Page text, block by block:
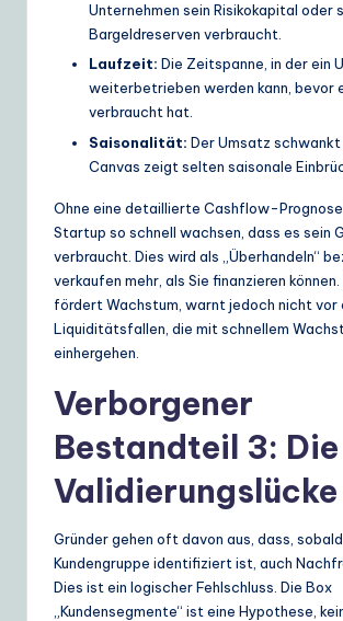
Unternehmen sein Risikokapital oder
Bargeldreserven verbraucht.
Laufzeit: Die Zeitspanne, in der ein
weiterbetrieben werden kann, bevor
verbraucht hat.
Saisonalität: Der Umsatz
Canvas zeigt selten saisonale
Ohne eine detaillierte Cashflow-Prognose
Startup so schnell wachsen, dass es sein
verbraucht. Dies wird als „Überhandeln“
verkaufen mehr, als Sie finanzieren
fördert Wachstum, warnt jedoch nicht vor
Liquiditätsfallen, die mit schnellem
einhergehen.
Verborgener
Bestandteil 3: Die
Validierungslücke
Gründer gehen oft davon aus, dass,
Kundengruppe identifiziert ist, auch
Dies ist ein logischer Fehlschluss. Die Box
„Kundensegmente“ ist eine Hypothese,